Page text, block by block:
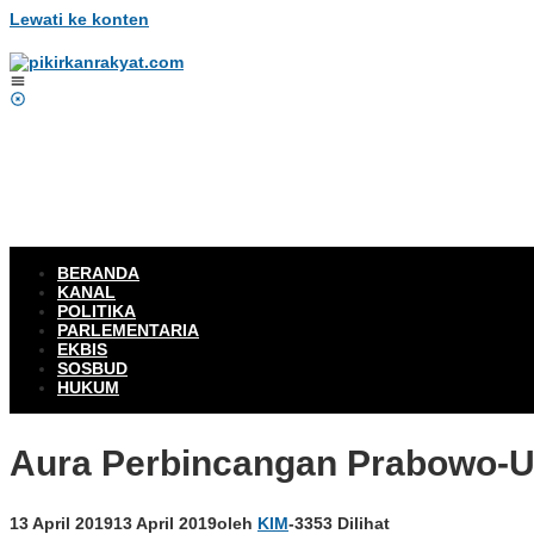
Lewati ke konten
BERANDA
KANAL
POLITIKA
PARLEMENTARIA
EKBIS
SOSBUD
HUKUM
Aura Perbincangan Prabowo-
13 April 201913 April 2019oleh KIM-3353 Dilihat